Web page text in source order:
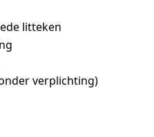
litteken
verplichting)